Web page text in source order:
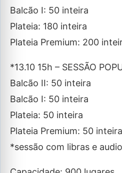
Balcão I: 50 inteira
Plateia: 180 inteira
Plateia Premium: 200
*13.10 15h – SESSÃO
Balcão II: 50 inteira
Balcão I: 50 inteira
Plateia: 50 inteira
Plateia Premium: 50 inteira
*sessão com libras e